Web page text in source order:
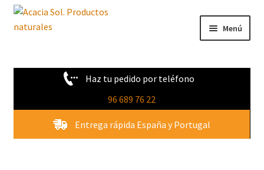
navegación
Menú
Novedades
Contacto
Haz tu pedido por teléfono
96 689 76 22
Entrega rápida España y Portugal